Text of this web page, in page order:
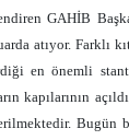
GAHİB
atıyor. Farklı
en önemli
kapılarının
Bugün